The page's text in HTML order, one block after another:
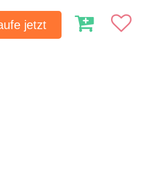
jetzt